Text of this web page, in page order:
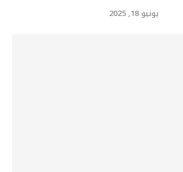
يونيو 18, 2025